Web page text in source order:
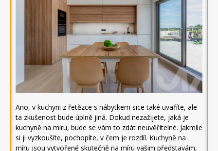
Ano, v kuchyni z řetězce s nábytkem sice také uvaříte, ale
ta zkušenost bude úplně jiná. Dokud nezažijete, jaká je
kuchyně na míru, bude se vám to zdát neuvěřitelné. Jakmile
si ji vyzkoušíte, pochopíte, v čem je rozdíl. Kuchyně na
míru jsou vytvořené skutečně na míru vašim představám,